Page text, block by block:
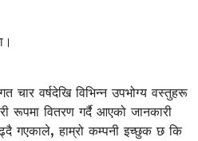
चार वर्षदेखि विभिन्न उपभोग्य वस्तुहरू
रूपमा वितरण गर्दै आएको जानकारी
गएकाले, हाम्रो कम्पनी इच्छुक छ कि